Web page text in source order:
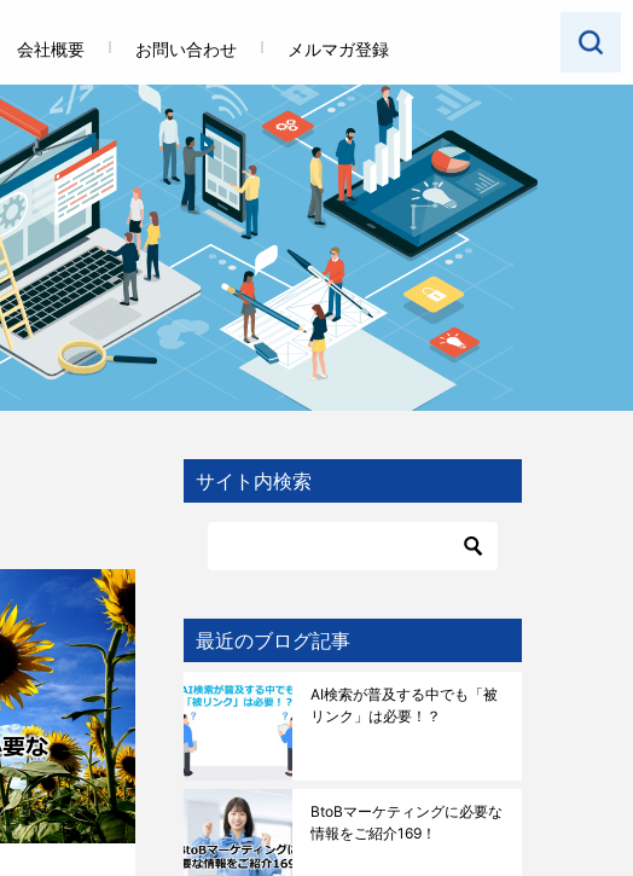
会社概要 お問い合わせ メルマガ登録
サイト内検索
最近のブログ記事
AI検索が普及する中でも「被
リンク」は必要！？
BtoBマーケティングに必要な
情報をご紹介169！